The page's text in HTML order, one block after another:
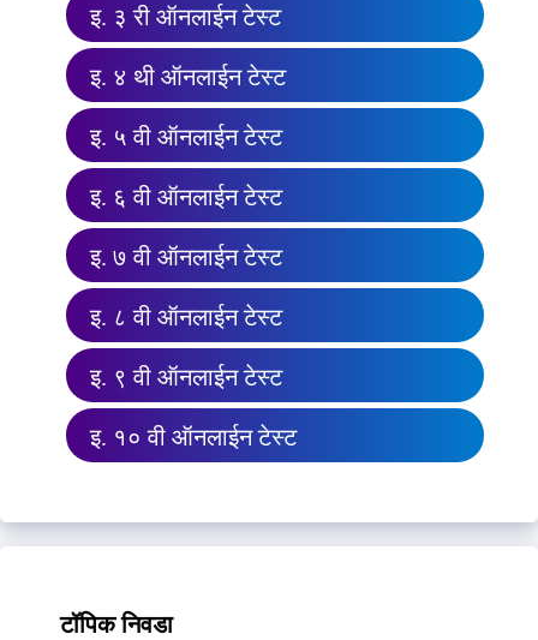
इ. ३ री ऑनलाईन टेस्ट
इ. ४ थी ऑनलाईन टेस्ट
इ. ५ वी ऑनलाईन टेस्ट
इ. ६ वी ऑनलाईन टेस्ट
इ. ७ वी ऑनलाईन टेस्ट
इ. ८ वी ऑनलाईन टेस्ट
इ. ९ वी ऑनलाईन टेस्ट
इ. १० वी ऑनलाईन टेस्ट
टॉपिक निवडा